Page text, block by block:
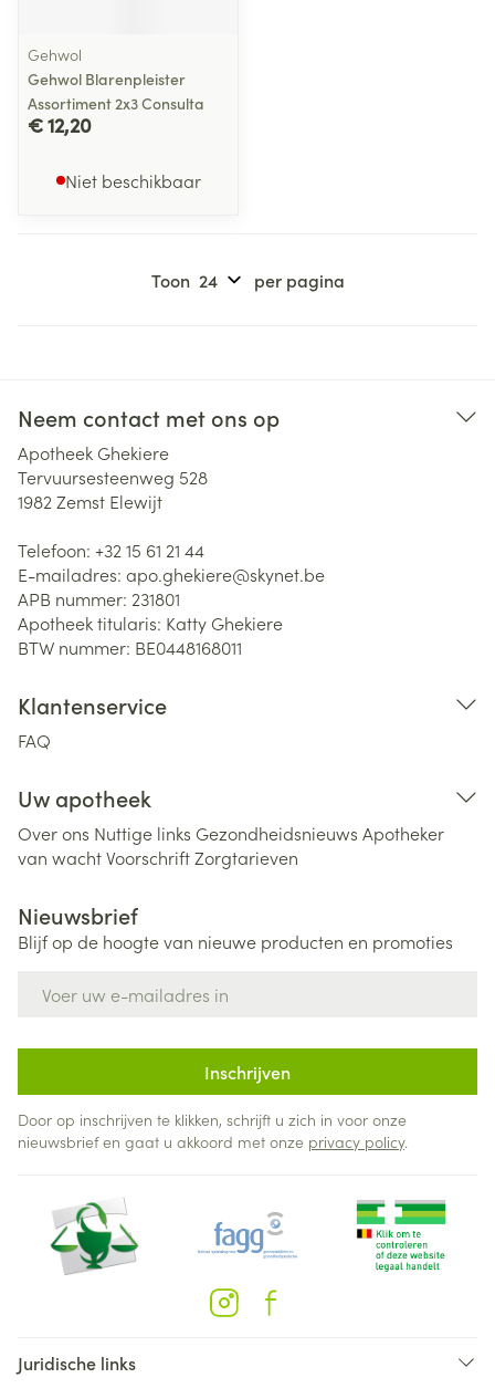
Gehwol
Gehwol Blarenpleister
Assortiment 2x3 Consulta
€ 12,20
Niet beschikbaar
Toon per pagina
Neem contact met ons op
Apotheek Ghekiere
Tervuursesteenweg 528
1982 Zemst Elewijt
Telefoon: +32 15 61 21 44
E-mailadres: apo.ghekiere@skynet.be
APB nummer: 231801
Apotheek titularis: Katty Ghekiere
BTW nummer: BE0448168011
Klantenservice
FAQ
Uw apotheek
Over ons Nuttige links Gezondheidsnieuws Apotheker
van wachtVoorschriftZorgtarieven
Nieuwsbrief
Blijf op de hoogte van nieuwe producten en promoties
Inschrijven
Door op inschrijven te klikken, schrijft u zich in voor onze
nieuwsbrief en gaat u akkoord met onze privacy policy.
Juridische links